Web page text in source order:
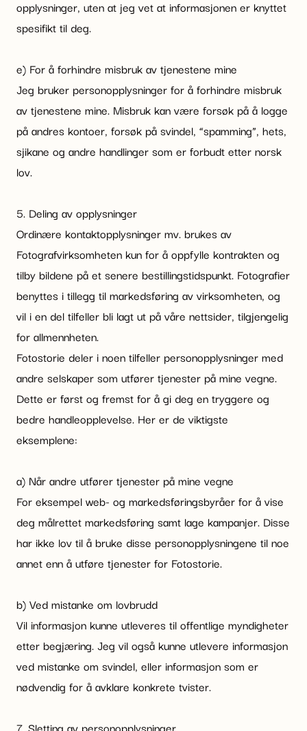
opplysninger, uten at jeg vet at informasjonen er knyttet
spesifikt til deg.
e) For å forhindre misbruk av tjenestene mine
Jeg bruker personopplysninger for å forhindre misbruk
av tjenestene mine. Misbruk kan være forsøk på å logge
på andres kontoer, forsøk på svindel, “spamming”, hets,
sjikane og andre handlinger som er forbudt etter norsk
lov.
5. Deling av opplysninger
Ordinære kontaktopplysninger mv. brukes av
Fotografvirksomheten kun for å oppfylle kontrakten og
tilby bildene på et senere bestillingstidspunkt. Fotografier
benyttes i tillegg til markedsføring av virksomheten, og
vil i en del tilfeller bli lagt ut på våre nettsider, tilgjengelig
for allmennheten.
Fotostorie deler i noen tilfeller personopplysninger med
andre selskaper som utfører tjenester på mine vegne.
Dette er først og fremst for å gi deg en tryggere og
bedre handleopplevelse. Her er de viktigste
eksemplene:
a) Når andre utfører tjenester på mine vegne
For eksempel web- og markedsføringsbyråer for å vise
deg målrettet markedsføring samt lage kampanjer. Disse
har ikke lov til å bruke disse personopplysningene til noe
annet enn å utføre tjenester for Fotostorie.
b) Ved mistanke om lovbrudd
Vil informasjon kunne utleveres til offentlige myndigheter
etter begjæring. Jeg vil også kunne utlevere informasjon
ved mistanke om svindel, eller informasjon som er
nødvendig for å avklare konkrete tvister.